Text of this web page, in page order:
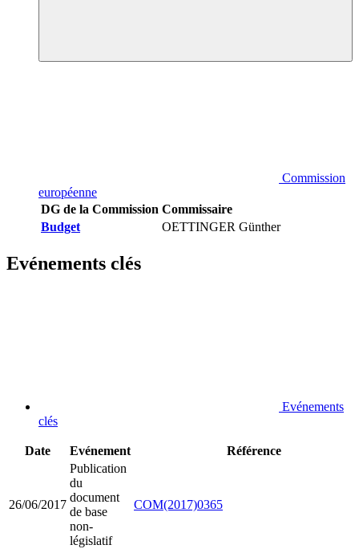
Commission
européenne
DG de la Commission Commissaire
Budget
OETTINGER Günther
Evénements clés
Evénements
clés
Date Evénement Référence
26/06/2017
Publication
du
document
de base
non-
législatif
COM(2017)0365